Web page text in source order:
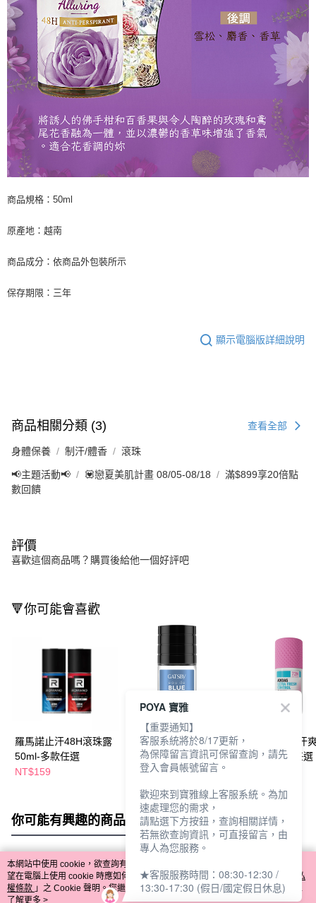
商品規格：50ml
原產地：越南
商品成分：依商品外包裝所示
保存期限：三年
顯示電腦版詳細說明
商品相關分類 (3) 查看全部
身體保養 制汗/體香 滾珠
📢主題活動📢 💟戀夏美肌計畫 08/05-08/18
滿$899享20倍點
數回饋
評價
喜歡這個商品嗎？購買後給他一個好評吧
🔻你可能會喜歡
羅馬諾止汗48H滾珠露
50ml-多款任選
NT$159
GATSBY止汗體香滾珠
50ml-純淨自在
NT$132
愛迪達女性制汗
珠50ml-多款任選
你可能有興趣的商品 全站排行
熱門標籤
本網站中使用 cookie，欲查詢有關本網站使用 cookie 方式之詳情，及若您不希
望在電腦上使用 cookie 時應如何變更電腦的 cookie 設定，請參閱本網站「
隱私
權條款 」之 Cookie 聲明。您繼續使用本網站即表示您同意本公司得按本網站使
用條款之 Cookie 聲明使用 cookie。
了解更多 >
POYA 寶雅
【重要通知】
客服系統將於8/17更新，
為保障留言資訊可保留查詢，請先
登入會員帳號留言。
歡迎來到寶雅線上客服系統。為加
速處理您的需求，
請點選下方按鈕，查詢相關詳情，
若無欲查詢資訊，可直接留言，由
專人為您服務。
★客服服務時間：08:30-12:30 /
13:30-17:30 (假日/國定假日休息)